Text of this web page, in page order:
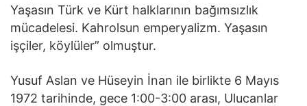
Yaşasın Türk ve Kürt halklarının bağımsızlık
mücadelesi. Kahrolsun emperyalizm. Yaşasın
işçiler, köylüler” olmuştur.
Yusuf Aslan ve Hüseyin İnan ile birlikte 6 Mayıs
1972 tarihinde, gece 1:00-3:00 arası, Ulucanlar